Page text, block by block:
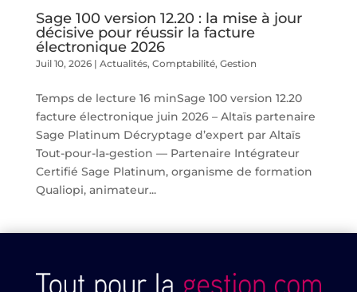
Sage 100 version 12.20 : la mise à jour
décisive pour réussir la facture
électronique 2026
Juil 10, 2026| Actualités, Comptabilité, Gestion
Temps de lecture 16 minSage 100 version 12.20
facture électronique juin 2026 – Altaïs partenaire
Sage Platinum Décryptage d’expert par Altaïs
Tout-pour-la-gestion — Partenaire Intégrateur
Certifié Sage Platinum, organisme de formation
Qualiopi, animateur...